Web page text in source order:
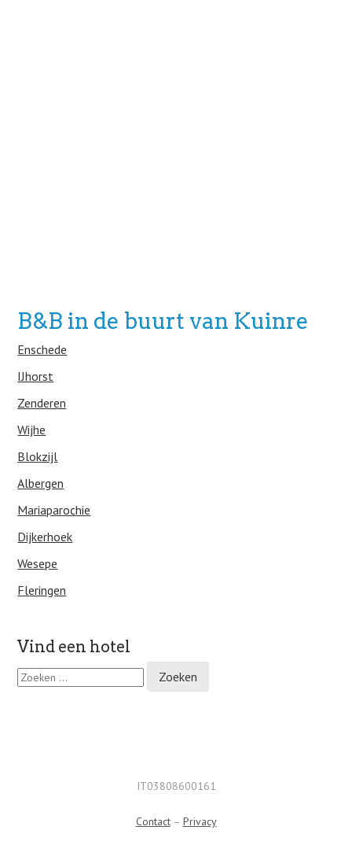
B&B in de buurt van Kuinre
Enschede
IJhorst
Zenderen
Wijhe
Blokzijl
Albergen
Mariaparochie
Dijkerhoek
Wesepe
Fleringen
Vind een hotel
Z
o
IT03808600161
Contact– Privacy